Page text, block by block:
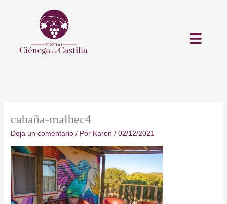
cabaña-malbec4
Deja un comentario / Por Karen/02/12/2021